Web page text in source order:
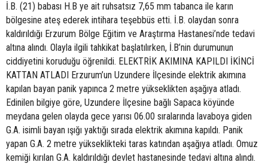
İ.B. (21) babası H.B ye ait ruhsatsız 7,65 mm tabanca ile karın
bölgesine ateş ederek intihara teşebbüs etti. İ.B. olaydan sonra
kaldırıldığı Erzurum Bölge Eğitim ve Araştırma Hastanesi’nde tedavi
altına alındı. Olayla ilgili tahkikat başlatılırken, İ.B’nin durumunun
ciddiyetini koruduğu öğrenildi. ELEKTRİK AKIMINA KAPILDI İKİNCİ
KATTAN ATLADI Erzurum’un Uzundere İlçesinde elektrik akımına
kapılan bayan panik yapınca 2 metre yükseklikten aşağıya atladı.
Edinilen bilgiye göre, Uzundere İlçesine bağlı Sapaca köyünde
meydana gelen olayda gece yarısı 06.00 sıralarında lavaboya giden
G.A. isimli bayan ışığı yaktığı sırada elektrik akımına kapıldı. Panik
yapan G.A. 2 metre yükseklikteki taras katından aşağıya atladı. Omuz
kemiği kırılan G.A. kaldırıldığı devlet hastanesinde tedavi altına alındı.